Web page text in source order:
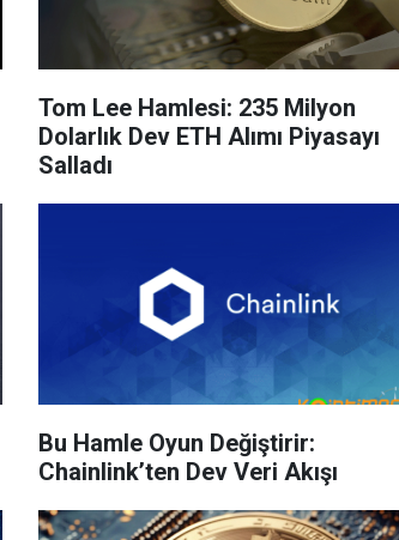
Tom Lee Hamlesi: 235 Milyon
Dolarlık Dev ETH Alımı Piyasayı
Salladı
Bu Hamle Oyun Değiştirir:
Chainlink’ten Dev Veri Akışı